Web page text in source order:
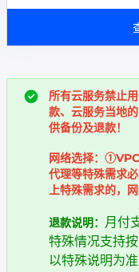
所有云服务禁止
款、云服务当地
供备份及退款！
网络选择：
代理等特殊需求
上特殊需求的，网
退款说明： 月付
特殊情况支持
以特殊说明为准